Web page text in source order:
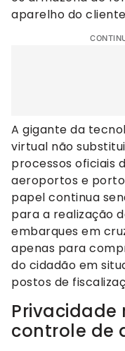
aparelho do
A gigante da
virtual não
processos oficiais
aeroportos e
papel continua
para a realização
embarques em
apenas para
do cidadão em
postos de
Privacidade
controle de